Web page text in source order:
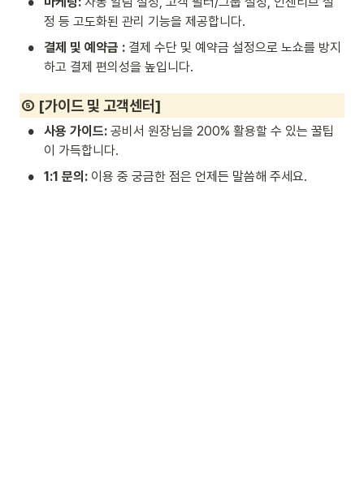
정 등 고도화된 관리 기능을 제공합니다.
• 결제 및 예약금 : 결제 수단 및 예약금 설정으로 노쇼를 방지
하고 결제 편의성을 높입니다.
⑤ [가이드 및 고객센터]
• 사용 가이드: 공비서 원장님을 200% 활용할 수 있는 꿀팁
이 가득합니다.
• 1:1 문의: 이용 중 궁금한 점은 언제든 말씀해 주세요.